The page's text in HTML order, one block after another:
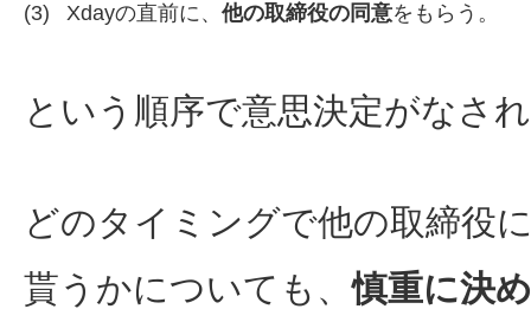
(3)
Xdayの直前に、 他の取締役の同意をもらう。
という順序で意思決定がなさ
どのタイミングで他の取締役
貰うかについても、慎重に決